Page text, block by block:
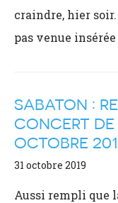
craindre, hier soir.
pas venue
SABATON :
CONCERT
OCTOBRE
31 octobre 2019
Aussi rempli que